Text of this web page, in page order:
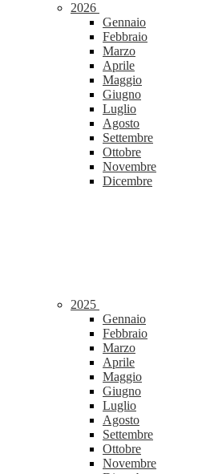
2026
Gennaio
Febbraio
Marzo
Aprile
Maggio
Giugno
Luglio
Agosto
Settembre
Ottobre
Novembre
Dicembre
2025
Gennaio
Febbraio
Marzo
Aprile
Maggio
Giugno
Luglio
Agosto
Settembre
Ottobre
Novembre